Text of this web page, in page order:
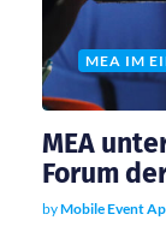
g
a
t
MEA IM
MEA
Forum
byMobile Event